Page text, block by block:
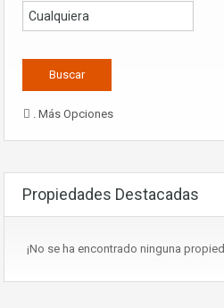
. Más Opciones
Propiedades Destacadas
¡No se ha encontrado ninguna